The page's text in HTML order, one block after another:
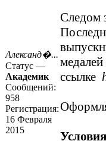
Александ�...
Статус —
Академик
Сообщений:
958
Регистрация:
16 Февраля
2015
Следом
ссылке